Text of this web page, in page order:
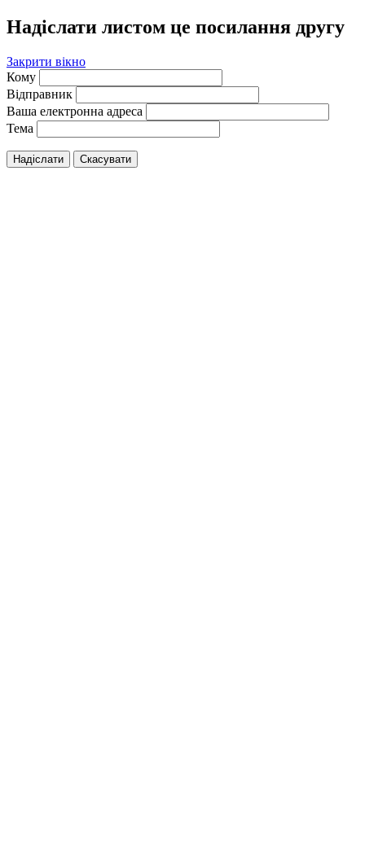
Надіслати листом це посилання другу
Закрити вікно
Кому
Відправник
Ваша електронна адреса
Тема
Надіслати Скасувати